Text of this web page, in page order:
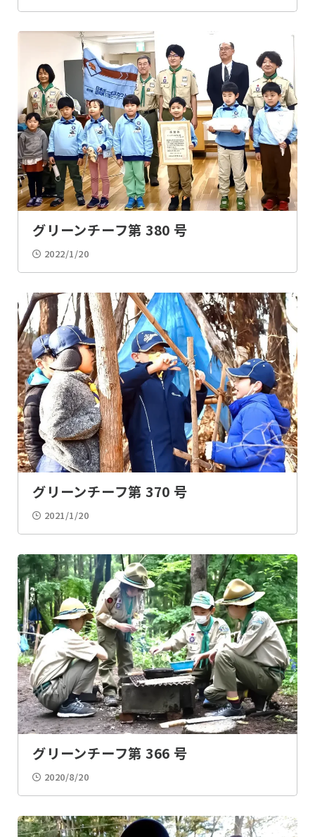
入団式
交流会 講習会
見学・学習会 メディア掲載
整備・清掃 料理
工作・アート ゲーム
お参り
スケート カーリング
農作 夜間活動
プラネタリウム クリスマス
動物・昆虫 釣り
グリーンチーフ第 380 号
2022/1/20
グリーンチーフ第 370 号
2021/1/20
グリーンチーフ第 366 号
2020/8/20